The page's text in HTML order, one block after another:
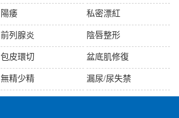
陽痿
前列腺炎
包皮環切
無精少精
私密漂紅
陰唇整形
盆底肌修復
漏尿/尿失禁